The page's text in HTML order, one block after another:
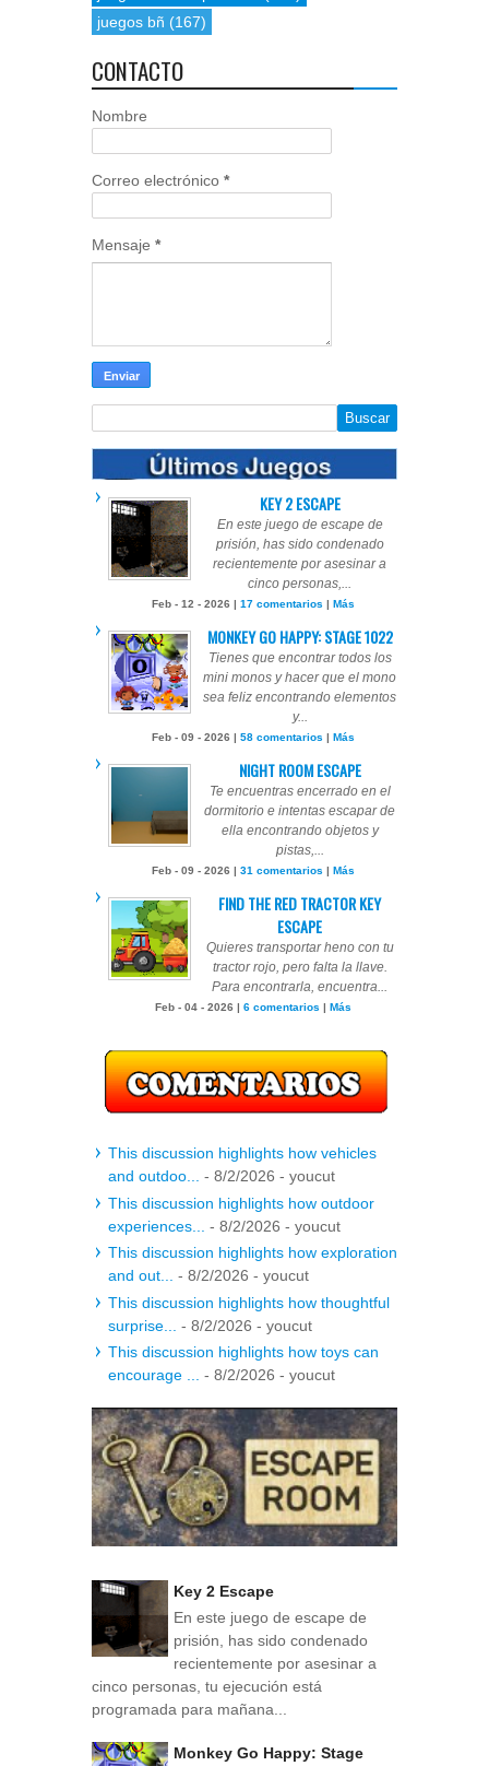
juegos bñ (167)
CONTACTO
Nombre
Correo electrónico *
Mensaje *
KEY 2 ESCAPE
En este juego de escape de
prisión, has sido condenado
recientemente por asesinar a
cinco personas,...
Feb - 12 - 2026 | 17 comentarios | Más
MONKEY GO HAPPY: STAGE 1022
Tienes que encontrar todos los
mini monos y hacer que el mono
sea feliz encontrando elementos
y...
Feb - 09 - 2026 | 58 comentarios | Más
NIGHT ROOM ESCAPE
Te encuentras encerrado en el
dormitorio e intentas escapar de
ella encontrando objetos y
pistas,...
Feb - 09 - 2026 | 31 comentarios | Más
FIND THE RED TRACTOR KEY
ESCAPE
Quieres transportar heno con tu
tractor rojo, pero falta la llave.
Para encontrarla, encuentra...
Feb - 04 - 2026 | 6 comentarios | Más
This discussion highlights how vehicles
and outdoo...
- 8/2/2026 - youcut
This discussion highlights how outdoor
experiences...
- 8/2/2026 - youcut
This discussion highlights how exploration
and out...
- 8/2/2026 - youcut
This discussion highlights how thoughtful
surprise...
- 8/2/2026 - youcut
This discussion highlights how toys can
encourage ...
- 8/2/2026 - youcut
Key 2 Escape
En este juego de escape de
prisión, has sido condenado
recientemente por asesinar a
cinco personas, tu ejecución está
programada para mañana...
Monkey Go Happy: Stage